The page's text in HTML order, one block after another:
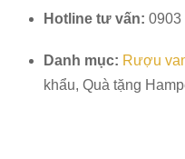
Hotline tư vấn: 0903
Danh mục: Rượu
khẩu, Quà tặng